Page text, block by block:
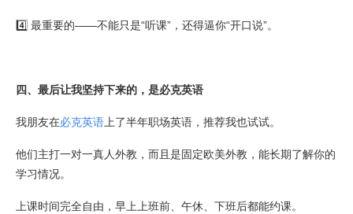
4️⃣ 最重要的——不能只是“听课”，还得逼你“开口说”。
四、最后让我坚持下来的，是必克英语
我朋友在必克英语 上了半年职场英语，推荐我也试试。
他们主打一对一真人外教，而且是固定欧美外教，能长期了解你的
学习情况。
上课时间完全自由，早上上班前、午休、下班后都能约课。